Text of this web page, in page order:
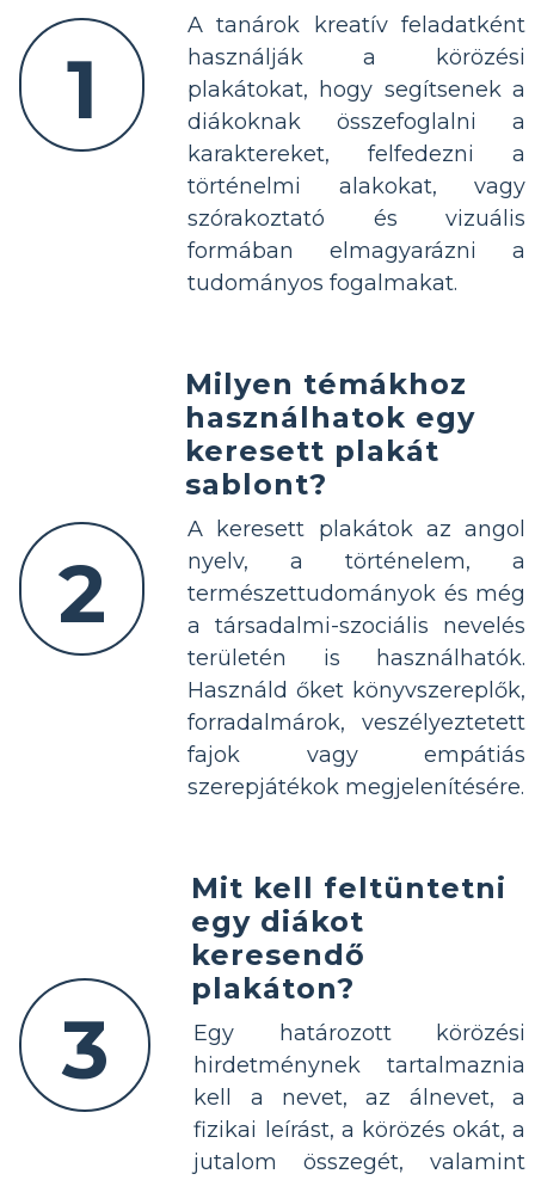
1
A tanárok kreatív feladatként
használják a körözési
plakátokat, hogy segítsenek a
diákoknak összefoglalni a
karaktereket, felfedezni a
történelmi alakokat, vagy
szórakoztató és vizuális
formában elmagyarázni a
tudományos fogalmakat.
2
Milyen témákhoz
használhatok egy
keresett plakát
sablont?
A keresett plakátok az angol
nyelv, a történelem, a
természettudományok és még
a társadalmi-szociális nevelés
területén is használhatók.
Használd őket könyvszereplők,
forradalmárok, veszélyeztetett
fajok vagy empátiás
szerepjátékok megjelenítésére.
3
Mit kell feltüntetni
egy diákot
keresendő
plakáton?
Egy határozott körözési
hirdetménynek tartalmaznia
kell a nevet, az álnevet, a
fizikai leírást, a körözés okát, a
jutalom összegét, valamint